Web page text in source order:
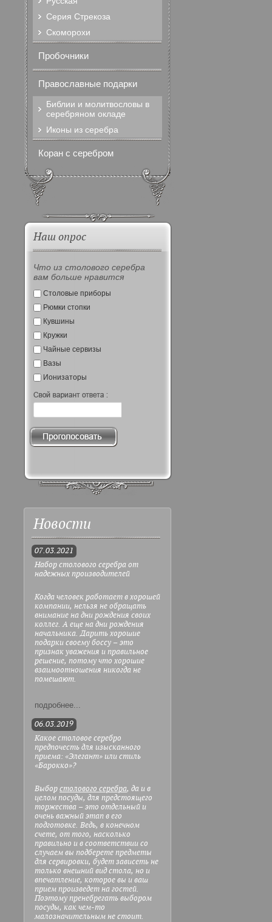
Серия Стрекоза
Скоморохи
Пробочники
Православные подарки
Библии и молитвословы в
серебряном окладе
Иконы из серебра
Коран с серебром
Наш опрос
Что из столового серебра
вам больше нравится
Столовые приборы
Рюмки стопки
Кувшины
Кружки
Чайные сервизы
Вазы
Ионизаторы
Новости
07.03.2021
Набор столового серебра от
надежных производителей
Когда человек работает в хорошей
компании, нельзя не обращать
внимание на дни рождения своих
коллег. А еще на дни рождения
начальника. Дарить хорошие
подарки своему боссу – это
признак уважения и правильное
решение, потому что хорошие
взаимоотношения никогда не
помешают.
подробнее...
06.03.2019
Какое столовое серебро
предпочесть для изысканного
приема: «Элегант» или стиль
«Барокко»?
Выбор столового серебра, да и в
целом посуды, для предстоящего
торжества – это отдельный и
очень важный этап в его
подготовке. Ведь, в конечном
счете, от того, насколько
правильно и в соответствии со
случаем вы подберете предметы
для сервировки, будет зависеть не
только внешний вид стола, но и
впечатление, которое вы и ваш
прием произведет на гостей.
Поэтому пренебрегать выбором
посуды, как чем-то
малозначительным не стоит.